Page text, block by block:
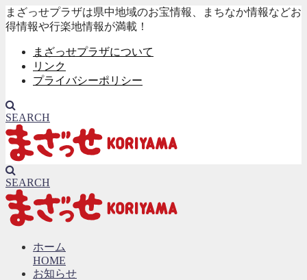
まざっせプラザは県中地域のお宝情報、まちなか情報などお
得情報や行楽地情報が満載！
まざっせプラザについて
リンク
プライバシーポリシー
SEARCH
SEARCH
ホーム
HOME
お知らせ